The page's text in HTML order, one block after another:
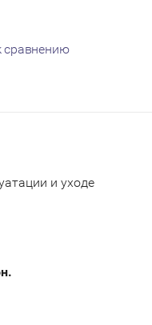
сравнению
и уходе